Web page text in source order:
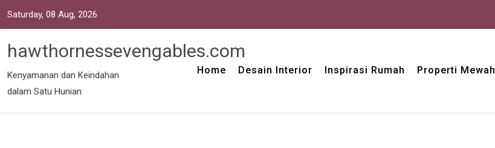
Saturday, 08 Aug, 2026
hawthornessevengables.com
Kenyamanan dan Keindahan
dalam Satu Hunian
Home Desain Interior Inspirasi Rumah Properti Mewah